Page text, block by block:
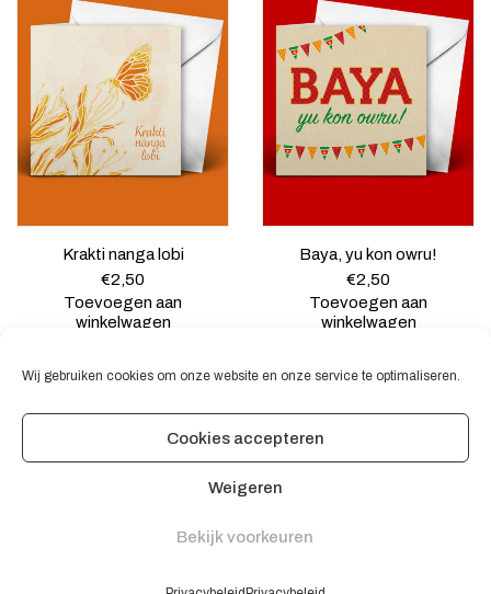
Wij gebruiken cookies om onze website en onze service te optimaliseren.
Cookies accepteren
Weigeren
Bekijk voorkeuren
Krakti nanga lobi
€2,50
Toevoegen aan
winkelwagen
Baya, yu kon owru!
€2,50
Toevoegen aan
winkelwagen
© 2020 Switi Odi. Developed/hosted by Go-Trex